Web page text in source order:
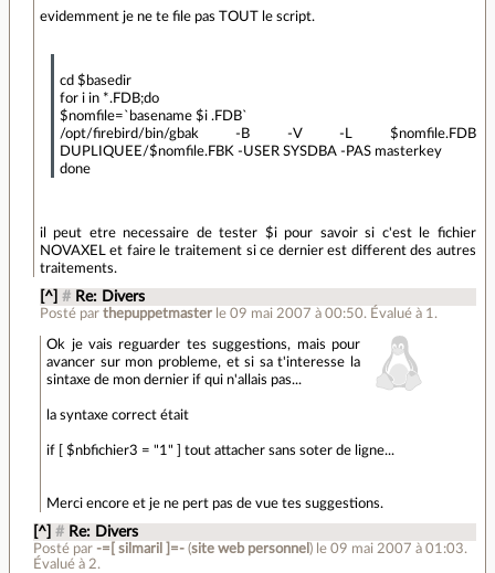
evidemment je ne te file pas TOUT le script.
cd $basedir
for i in *.FDB;do
$nomfile=`basename $i .FDB`
/opt/firebird/bin/gbak -B -V -L $nomfile.FDB
DUPLIQUEE/$nomfile.FBK -USER SYSDBA -PAS masterkey
done
il peut etre necessaire de tester $i pour savoir si c'est le fichier
NOVAXEL et faire le traitement si ce dernier est different des autres
traitements.
[^] # Re: Divers
Posté parthepuppetmaster le 09 mai 2007 à 00:50. Évalué à 1.
Ok je vais reguarder tes suggestions, mais pour
avancer sur mon probleme, et si sa t'interesse la
sintaxe de mon dernier if qui n'allais pas...
la syntaxe correct était
if [ $nbfichier3 = "1" ] tout attacher sans soter de ligne...
Merci encore et je ne pert pas de vue tes suggestions.
[^] # Re: Divers
Posté par -=[ silmaril ]=-(site web personnel ) le 09 mai 2007 à 01:03.
Évalué à 2.